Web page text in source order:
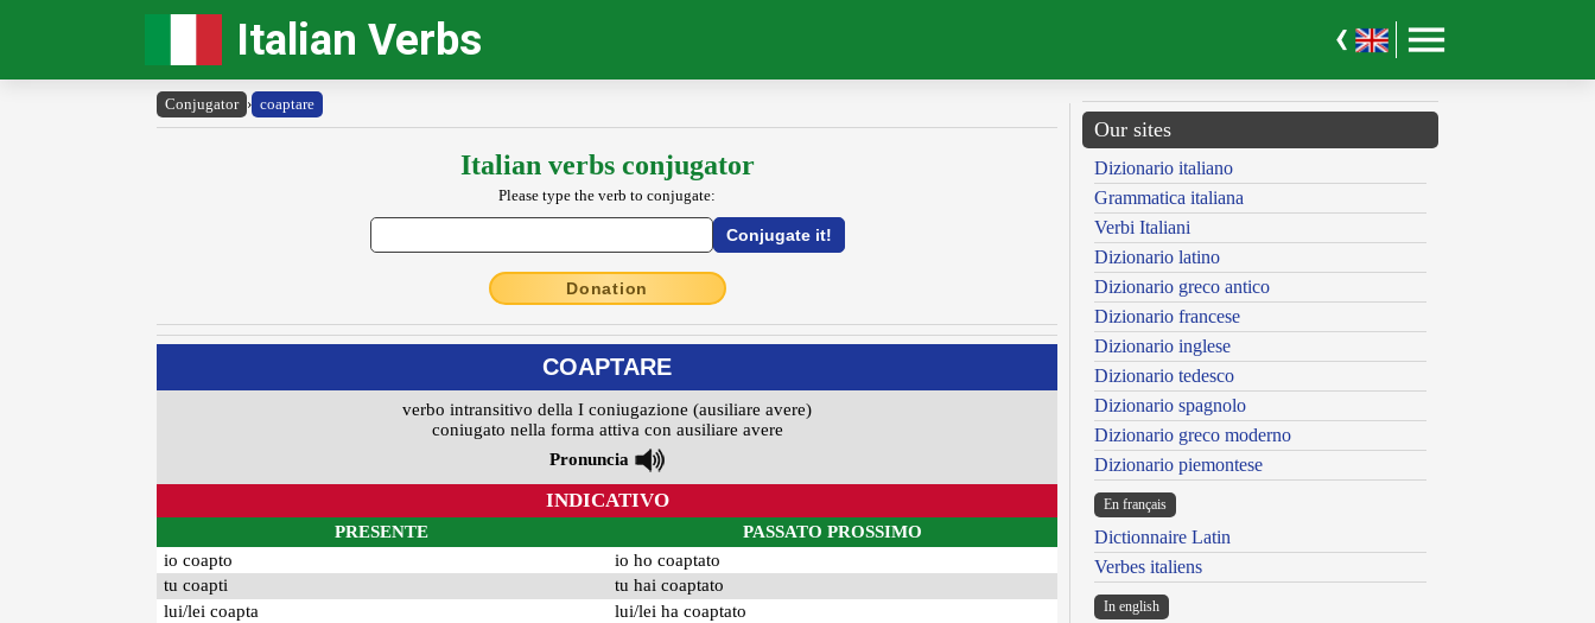
Italian Verbs
Conjugator › coaptare
Italian verbs conjugator
Please type the verb to conjugate:
Donation
COAPTARE
verbo intransitivo della I coniugazione (ausiliare avere)
coniugato nella forma attiva con ausiliare avere
Pronuncia
INDICATIVO
PRESENTE
io coapto
tu coapti
lui/lei coapta
PASSATO PROSSIMO
io ho coaptato
tu hai coaptato
lui/lei ha coaptato
Our sites
Dizionario italiano
Grammatica italiana
Verbi Italiani
Dizionario latino
Dizionario greco antico
Dizionario francese
Dizionario inglese
Dizionario tedesco
Dizionario spagnolo
Dizionario greco moderno
Dizionario piemontese
En français
Dictionnaire Latin
Verbes italiens
In english